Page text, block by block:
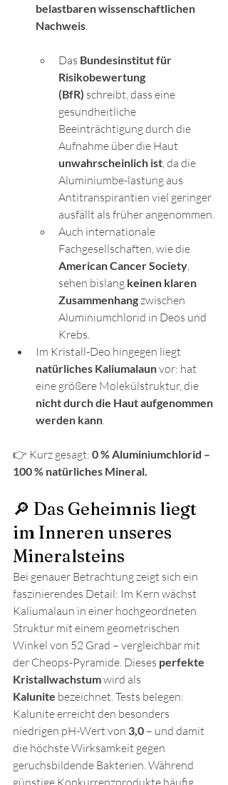
belastbaren wissenschaftlichen
Nachweis
Das Bundesinstitut für
Risikobewertung
(BfR) schreibt, dass eine
gesundheitliche
Beeinträchtigung durch die
Aufnahme über die Haut
unwahrscheinlich ist , da die
Aluminiumbe-lastung aus
Antitranspirantien viel geringer
ausfällt als früher angenommen.
Auch internationale
Fachgesellschaften, wie die
American Cancer Society
sehen bislang keinen klaren
Zusammenhang zwischen
Aluminiumchlorid in Deos und
Krebs.
Im Kristall-Deo hingegen liegt
natürliches Kaliumalaun vor: hat
eine größere Molekülstruktur, die
nicht durch die Haut aufgenommen
werden kann
👉 Kurz gesagt: 0 % Aluminiumchlorid –
100 % natürliches Mineral.
🔎 Das Geheimnis liegt
im Inneren unseres
Mineralsteins
Bei genauer Betrachtung zeigt sich ein
faszinierendes Detail: Im Kern wächst
Kaliumalaun in einer hochgeordneten
Struktur mit einem geometrischen
Winkel von 52 Grad – vergleichbar mit
der Cheops-Pyramide. Dieses perfekte
Kristallwachstum wird als
Kalunite bezeichnet. Tests belegen:
Kalunite erreicht den besonders
niedrigen pH-Wert von 3,0 – und damit
die höchste Wirksamkeit gegen
geruchsbildende Bakterien. Während
günstige Konkurrenzprodukte häufig